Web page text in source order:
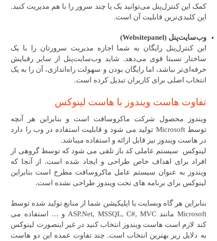
کمک این کنترل‌پنل می‌توانید یک یا چند سرور را با هم مدیریت کنید.
این کلیدی‌ترین قابلیت آن است.
وب‌سایت‌پنل (Websitepanel)
این کنترل‌پنل رایگان به شما اجازه مدیریت سرورتان را با یک
ساختار نسبتا قوی می‌دهد. شاید وب‌سایت‌پنل از سایر رقبایش
حرفه‌ای‌تر نباشد، اما رایگان بودن و سهولت راه‌اندازی، آن را به یک
انتخاب اصلی برای کاربران تبدیل کرده است.
تفاوت هاست ویندوز با هاست لینوکس
ویندوز محصول شرکت ماکروسافت است و بنابراین هر آنچه
توسط Microsoft تولید می شود و قابلیت استفاده در وب را دارد
در هاست ویندوز نیز قابل ارائه و استفاده میباشد.
لینوکس سیستم عاملی کد باز تلقی می شود که توسط گروهی از
افراد برای اهداف خاص طراحی و ایجاد شده است. از آنجا که
ویندوز به عنوان سیستم عامل ماکروسافت مطرح است بنابراین
لینوکس برای برنامه های تحت ویندوز طراحی نشده است.
بنابراین هر گاه وبسایت یا اپلیکیشن شما از منابع تولید شده توسط
Microsoft مانند ASP.Net, MSSQL, C#, MVC و … استفاده می
کند لازم است هاست ویندوز انتخاب کنید در غیر اینصورت لینوکس
به دلایل زیر بهترین انتخاب است. چند تفاوت عمده این دو هاست